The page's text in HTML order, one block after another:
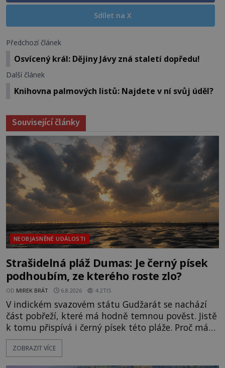
Sdílet na X
Předchozí článek
Osvícený král: Dějiny Jávy zná staletí dopředu!
Další článek
Knihovna palmových listů: Najdete v ní svůj úděl?
Související články
NEOBJASNĚNÉ UDÁLOSTI
Strašidelná pláž Dumas: Je černý písek
podhoubím, ze kterého roste zlo?
OD MIREK BRÁT 6.8.2026 4.2TIS
V indickém svazovém státu Gudžarát se nachází
část pobřeží, které má hodně temnou pověst. Jistě
k tomu přispívá i černý písek této pláže. Proč má
pláž takové netypické zbarvení? Nakolik jsou
pravdivé historky, že zde došlo k nevysvětlitelným
ZOBRAZIT VÍCE